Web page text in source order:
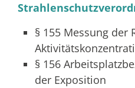
§ 155 Messung der
§ 156
der Exposition